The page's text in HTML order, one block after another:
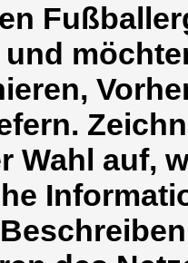
Wahl auf,